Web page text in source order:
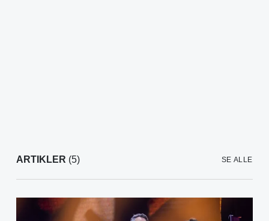
ARTIKLER (5) SE ALLE